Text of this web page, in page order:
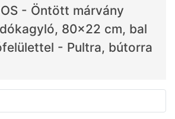
- Öntött márvány
80x22 cm, bal
- Pultra, bútorra